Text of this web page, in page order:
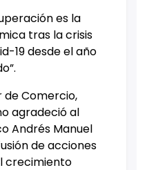
es la
tras la crisis
19 desde el año
de Comercio,
agradeció al
Andrés Manuel
de acciones
crecimiento